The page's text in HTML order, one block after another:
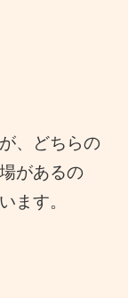
、どちらの
があるの
ます。